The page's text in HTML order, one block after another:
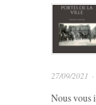
27/09/2021
Nous vous